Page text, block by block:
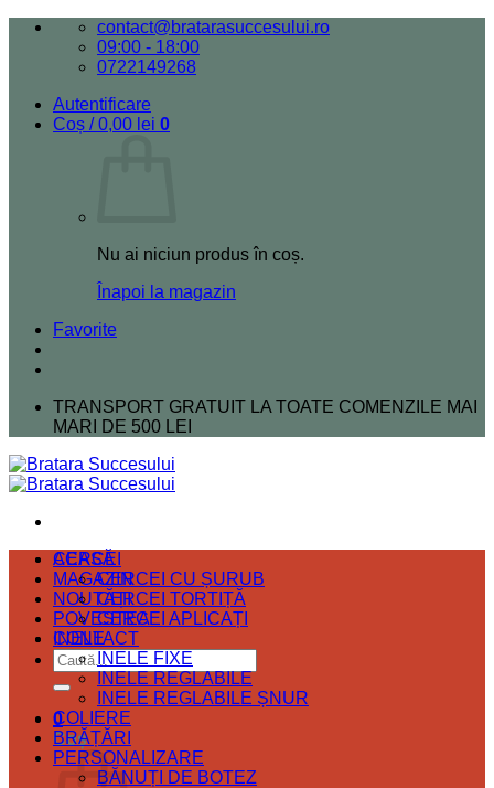
Skip
contact@bratarasuccesului.ro
09:00 - 18:00
0722149268
Autentificare
Coș /0,00 lei 0
Nu ai niciun produs în coș.
Înapoi la magazin
Favorite
TRANSPORT GRATUIT LA TOATE COMENZILE MAI
MARI DE 500 LEI
ACASĂ
MAGAZIN
NOUTĂȚI
POVESTEA
CONTACT
Caută
după:
0
Coș
CERCEI
CERCEI CU ȘURUB
CERCEI TORTIȚĂ
CERCEI APLICAȚI
INELE
INELE FIXE
INELE REGLABILE
INELE REGLABILE ȘNUR
COLIERE
BRĂȚĂRI
PERSONALIZARE
BĂNUȚI DE BOTEZ